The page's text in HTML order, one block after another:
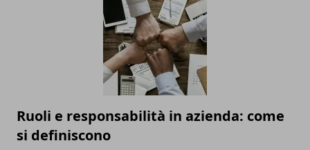
Ruoli e responsabilità in azienda: come
si definiscono